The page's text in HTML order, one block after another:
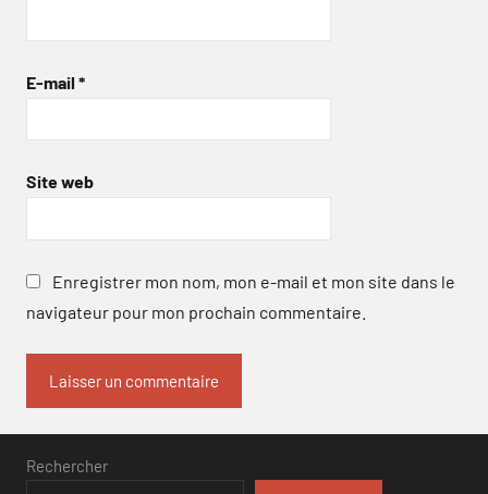
E-mail *
Site web
Enregistrer mon nom, mon e-mail et mon site dans le
navigateur pour mon prochain commentaire.
Rechercher